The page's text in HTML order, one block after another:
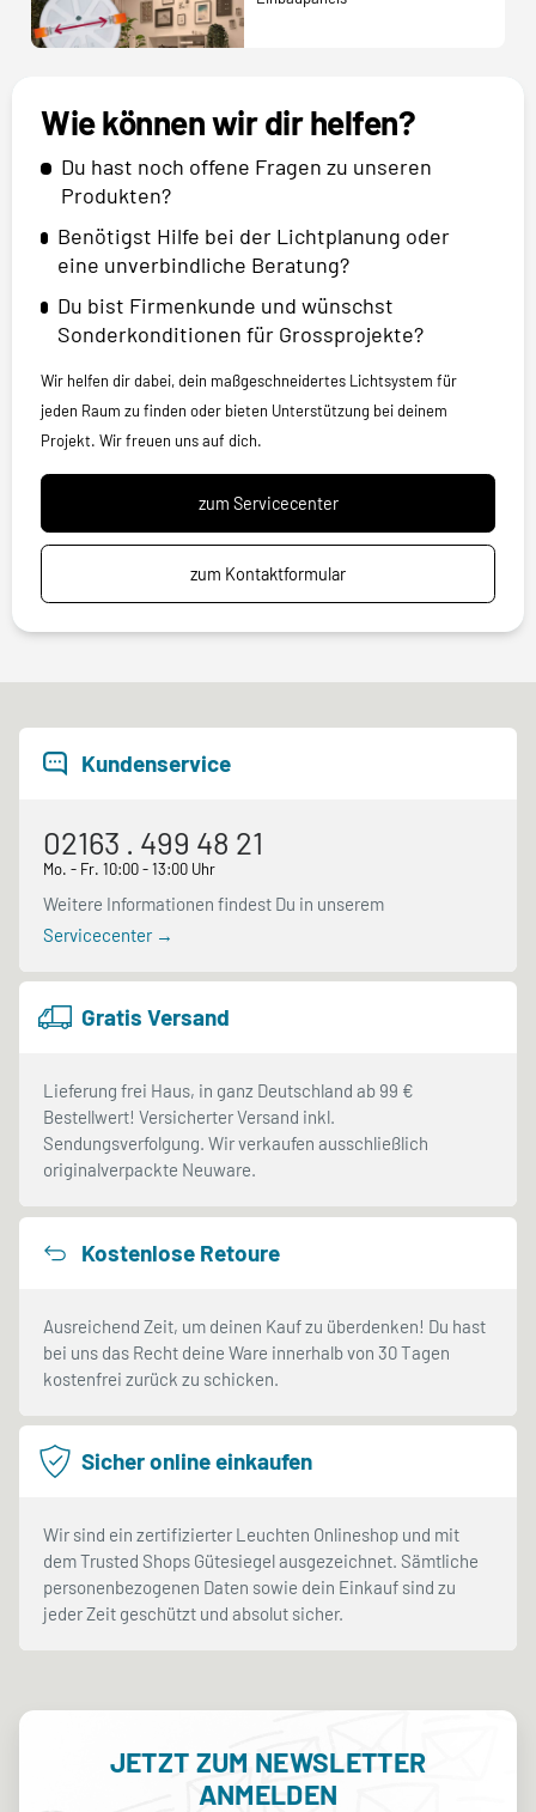
Wie können wir dir helfen?
Du hast noch offene Fragen zu unseren
Produkten?
Benötigst Hilfe bei der Lichtplanung oder
eine unverbindliche Beratung?
Du bist Firmenkunde und wünschst
Sonderkonditionen für Grossprojekte?
Wir helfen dir dabei, dein maßgeschneidertes Lichtsystem für
jeden Raum zu finden oder bieten Unterstützung bei deinem
Projekt. Wir freuen uns auf dich.
zum Servicecenter
zum Kontaktformular
Kundenservice
02163 . 499 48 21
Mo. - Fr. 10:00 - 13:00 Uhr
Weitere Informationen findest Du in unserem
Servicecenter →
Gratis Versand
Lieferung frei Haus, in ganz Deutschland ab 99 €
Bestellwert! Versicherter Versand inkl.
Sendungsverfolgung. Wir verkaufen ausschließlich
originalverpackte Neuware.
Kostenlose Retoure
Ausreichend Zeit, um deinen Kauf zu überdenken! Du hast
bei uns das Recht deine Ware innerhalb von 30 Tagen
kostenfrei zurück zu schicken.
Sicher online einkaufen
Wir sind ein zertifizierter Leuchten Onlineshop und mit
dem Trusted Shops Gütesiegel ausgezeichnet. Sämtliche
personenbezogenen Daten sowie dein Einkauf sind zu
jeder Zeit geschützt und absolut sicher.
JETZT ZUM NEWSLETTER
ANMELDEN